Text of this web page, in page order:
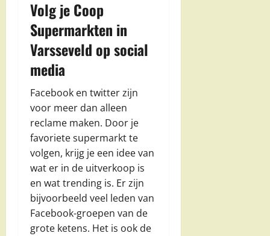
Volg je Coop
Supermarkten in
Varsseveld op social
media
Facebook en twitter zijn
voor meer dan alleen
reclame maken. Door je
favoriete supermarkt te
volgen, krijg je een idee van
wat er in de uitverkoop is
en wat trending is. Er zijn
bijvoorbeeld veel leden van
Facebook-groepen van de
grote ketens. Het is ook de